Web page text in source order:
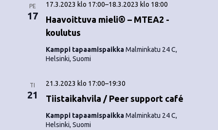
PE
17
Haavoittuva mieli® – MTEA2 -
koulutus
17.3.2023 klo 17:00–18.3.2023 klo 18:00
Kamppi tapaamispaikkaMalminkatu 24 C,
Helsinki, Suomi
TI
21 Tiistaikahvila / Peer support café
21.3.2023 klo 17:00–19:30
Kamppi tapaamispaikkaMalminkatu 24 C,
Helsinki, Suomi